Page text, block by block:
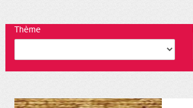
Thème